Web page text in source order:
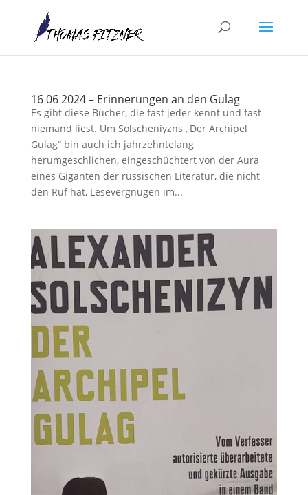
16 06 2024 – Erinnerungen an den Gulag
Es gibt diese Bücher, die fast jeder kennt und fast
niemand liest. Um Solscheniyzns „Der Archipel
Gulag“ bin auch ich jahrzehntelang
herumgeschlichen, eingeschüchtert von der Aura
eines Giganten der russischen Literatur, die nicht
den Ruf hat, Lesevergnügen im...